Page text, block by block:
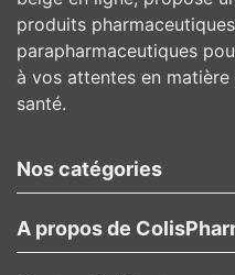
produits
parapharmaceutiques
à vos attentes en
santé.
Nos catégories
A propos de